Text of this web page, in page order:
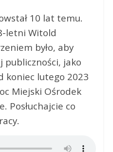
10 lat temu.
letni Witold
było, aby
publiczności, jako
koniec lutego 2023
Miejski Ośrodek
Posłuchajcie co